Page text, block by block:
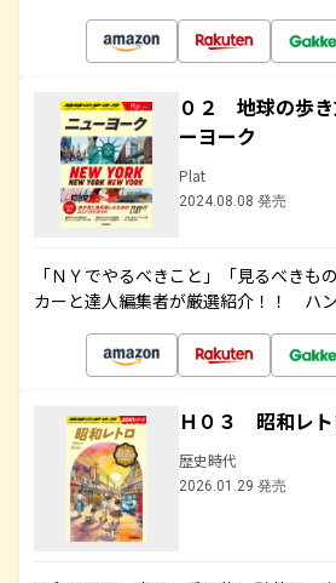
０２ 地球の歩
ーヨーク
Plat
2024.08.08 発売
「ＮＹでやるべきこと」「見るべきも
カーと達人編集者が厳選紹介！！ ハン
Ｈ０３ 昭和レ
歴史時代
2026.01.29 発売